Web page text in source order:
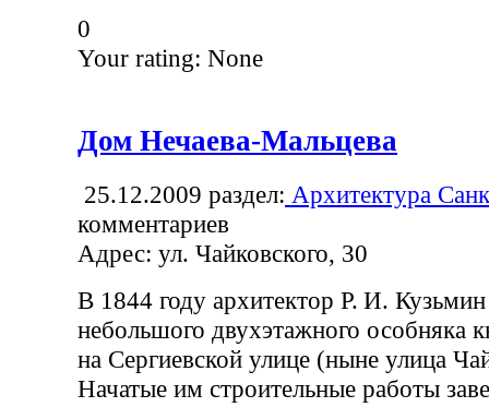
0
Your rating: None
Дом Нечаева-Мальцева
25.12.2009 раздел: Архитектура
комментариев
Адрес: ул. Чайковского, 30
В 1844 году архитектор Р. И.
небольшого двухэтажного особняка
на Сергиевской улице (ныне улица
Начатые им строительные работы